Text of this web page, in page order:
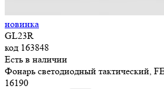
новинка
GL23R
код 163848
Есть в наличии
Фонарь светодиодный тактический,
16190